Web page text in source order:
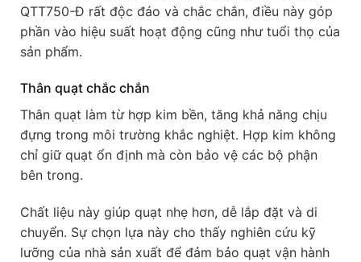
QTT750-Đ rất độc đáo và chắc chắn, điều này góp
phần vào hiệu suất hoạt động cũng như tuổi thọ của
sản phẩm.
Thân quạt chắc chắn
Thân quạt làm từ hợp kim bền, tăng khả năng chịu
đựng trong môi trường khắc nghiệt. Hợp kim không
chỉ giữ quạt ổn định mà còn bảo vệ các bộ phận
bên trong.
Chất liệu này giúp quạt nhẹ hơn, dễ lắp đặt và di
chuyển. Sự chọn lựa này cho thấy nghiên cứu kỹ
lưỡng của nhà sản xuất để đảm bảo quạt vận hành